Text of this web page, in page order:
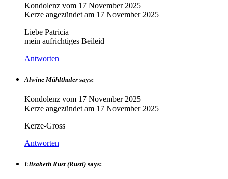
Kondolenz vom 17 November 2025
Kerze angezündet am 17 November 2025
Liebe Patricia
mein aufrichtiges Beileid
Antworten
Alwine Mühlthaler says:
Kondolenz vom 17 November 2025
Kerze angezündet am 17 November 2025
Kerze-Gross
Antworten
Elisabeth Rust (Rusti) says: